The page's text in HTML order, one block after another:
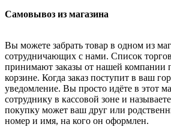
Самовывоз из магазина
Вы можете забрать товар в одном из
сотрудничающих с нами. Список
принимают заказы от нашей компании
корзине. Когда заказ поступит в ваш
уведомление. Вы просто идёте в этот
сотруднику в кассовой зоне и
покупку может ваш друг или
номер и имя, на кого он оформлен.